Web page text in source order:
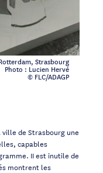
Strasbourg
Photo : Lucien Hervé
© FLC/ADAGP
de Strasbourg une
capables
II est inutile de
montrent les